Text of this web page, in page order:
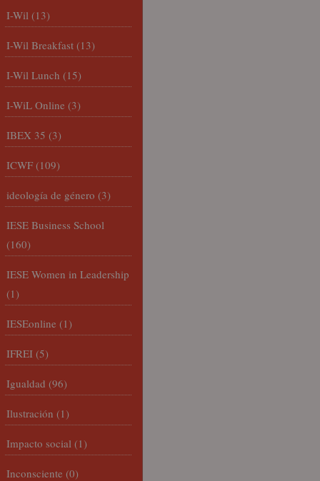
I-Wil (13)
I-Wil Breakfast (13)
I-Wil Lunch (15)
I-WiL Online (3)
IBEX 35 (3)
ICWF (109)
ideología de género (3)
IESE Business School
(160)
IESE Women in Leadership
(1)
IESEonline (1)
IFREI (5)
Igualdad (96)
Ilustración (1)
Impacto social (1)
Inconsciente (0)